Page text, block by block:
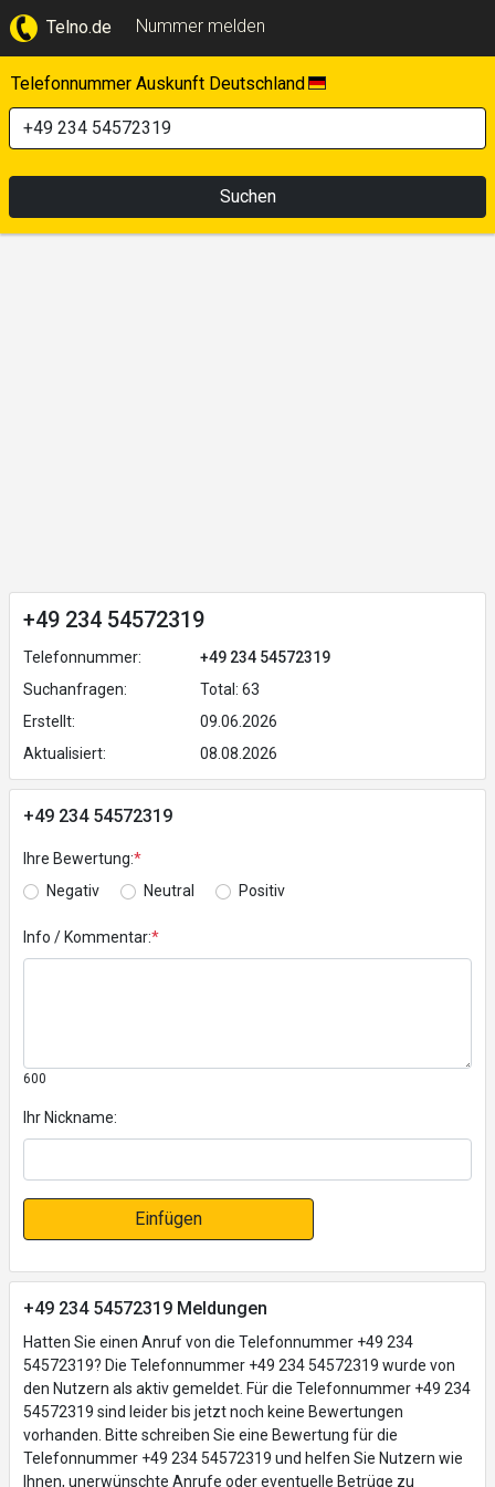
Telno.de Nummer melden
Telefonnummer Auskunft Deutschland
Suchen
+49 234 54572319
Telefonnummer:
+49 234 54572319
Suchanfragen:
Total: 63
Erstellt:
09.06.2026
Aktualisiert:
08.08.2026
+49 234 54572319
Ihre Bewertung:*
Negativ
Neutral Positiv
Info / Kommentar:*
600
Ihr Nickname:
Einfügen
+49 234 54572319 Meldungen
Hatten Sie einen Anruf von die Telefonnummer +49 234
54572319? Die Telefonnummer +49 234 54572319 wurde von
den Nutzern als aktiv gemeldet. Für die Telefonnummer +49 234
54572319 sind leider bis jetzt noch keine Bewertungen
vorhanden. Bitte schreiben Sie eine Bewertung für die
Telefonnummer +49 234 54572319 und helfen Sie Nutzern wie
Ihnen, unerwünschte Anrufe oder eventuelle Betrüge zu